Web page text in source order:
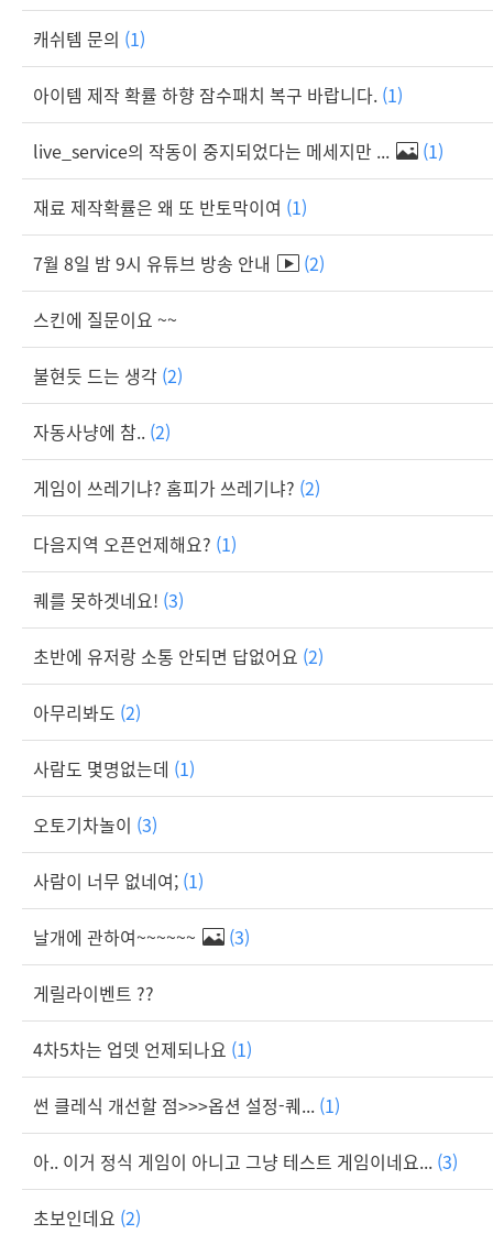
캐쉬템 문의 (1)
아이템 제작 확률 하향 잠수패치 복구 바랍니다. (1)
live_service의 작동이 중지되었다는 메세지만 ... (1)
재료 제작확률은 왜 또 반토막이여 (1)
7월 8일 밤 9시 유튜브 방송 안내 (2)
스킨에 질문이요 ~~
불현듯 드는 생각 (2)
자동사냥에 참.. (2)
게임이 쓰레기냐? 홈피가 쓰레기냐? (2)
다음지역 오픈언제해요? (1)
퀘를 못하겟네요! (3)
초반에 유저랑 소통 안되면 답없어요 (2)
아무리봐도 (2)
사람도 몇명없는데 (1)
오토기차놀이 (3)
사람이 너무 없네여; (1)
날개에 관하여~~~~~~ (3)
게릴라이벤트 ??
4차5차는 업뎃 언제되나요 (1)
썬 클레식 개선할 점>>>옵션 설정-퀘... (1)
아.. 이거 정식 게임이 아니고 그냥 테스트 게임이네요... (3)
초보인데요 (2)